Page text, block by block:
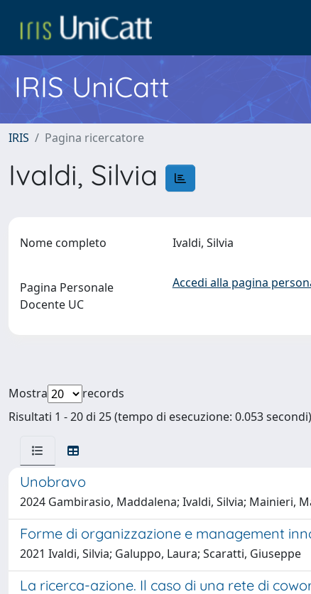
IRIS UniCatt
IRIS Pagina ricercatore
Ivaldi, Silvia
Nome completo Ivaldi, Silvia
Pagina Personale
Docente UC
Accedi alla pagina
Mostra
records
Risultati 1 - 20 di 25 (tempo di esecuzione: 0.053
Unobravo
2024 Gambirasio, Maddalena; Ivaldi, Silvia; Mainieri,
Forme di organizzazione e management
2021 Ivaldi, Silvia; Galuppo, Laura; Scaratti, Giuseppe
La ricerca-azione. Il caso di una rete di